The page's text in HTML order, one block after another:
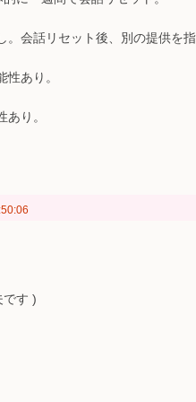
。会話リセット後、別の提供を
あり。
り。
す )